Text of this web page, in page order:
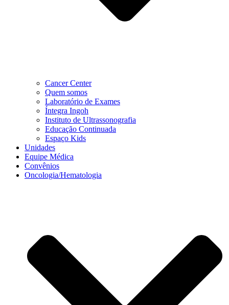
Cancer Center
Quem somos
Laboratório de Exames
Íntegra Ingoh
Instituto de Ultrassonografia
Educação Continuada
Espaço Kids
Unidades
Equipe Médica
Convênios
Oncologia/Hematologia